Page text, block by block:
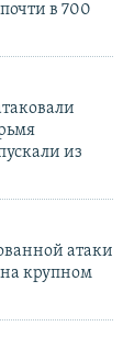
в 700
из
атаки
крупном